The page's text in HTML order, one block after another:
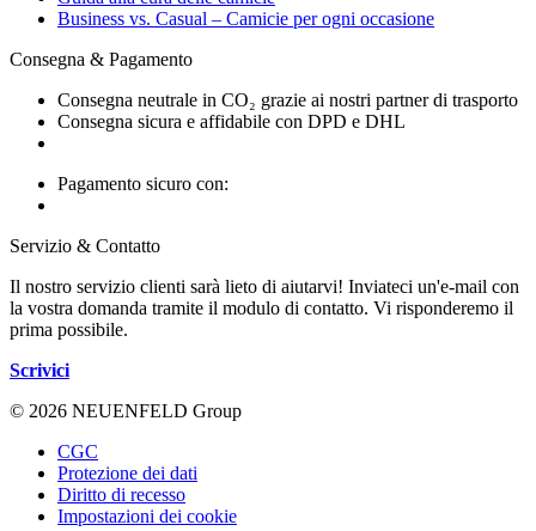
Business vs. Casual – Camicie per ogni occasione
Consegna & Pagamento
Consegna neutrale in CO₂ grazie ai nostri partner di trasporto
Consegna sicura e affidabile con DPD e DHL
Pagamento sicuro con:
Servizio & Contatto
Il nostro servizio clienti sarà lieto di aiutarvi! Inviateci un'e-mail con
la vostra domanda tramite il modulo di contatto. Vi risponderemo il
prima possibile.
Scrivici
© 2026 NEUENFELD Group
CGC
Protezione dei dati
Diritto di recesso
Impostazioni dei cookie